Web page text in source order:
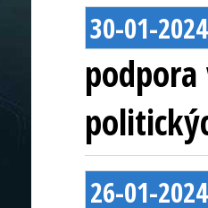
30-01-2024
26-01-2024